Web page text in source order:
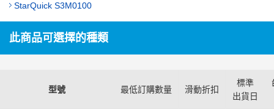
StarQuick S3M0100
此商品可選擇的種類
型號 最低訂購數量 滑動折扣
標準
出貨日